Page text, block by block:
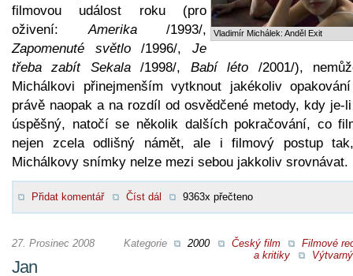
Vladimír Michálek: Anděl Exit
filmovou událost roku (pro
oživení: Amerika/1993/,
Zapomenuté světlo/1996/,Je
třeba zabít Sekala/1998/, Babí léto /2001/),
Michálkovi přinejmenším vytknout jakékoliv
právě naopak a na rozdíl od osvědčené metody, kdy je-
úspěšný, natočí se několik dalších pokračování, co
nejen zcela odlišný námět, ale i filmový postup
Michálkovy snímky nelze mezi sebou jakkoliv srovnávat.
Přidat komentář Číst dál 9363x přečteno
Kategorie 2000 Český film
Filmové
a kritiky
27. Prosinec 2008
Jan